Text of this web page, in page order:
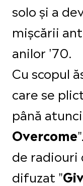
solo și a
mișcării
anilor '70.
Cu scopul
care se
până
Overcome
de radiouri
difuzat "